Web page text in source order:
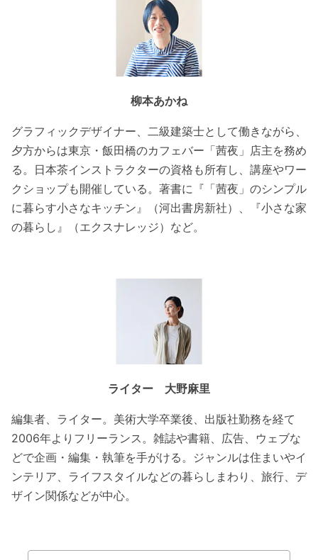
柳本あかね
グラフィックデザイナー、二級建築士として働きながら、
夕方からは東京・飯田橋のカフェバー「茜夜」店主を務め
る。日本茶インストラクターの資格も所有し、講座やワー
クショップも開催している。著書に『「茜夜」のシンプル
に暮らす小さなキッチン』（河出書房新社）、『小さな家
の暮らし』（エクスナレッジ）など。
ライター 大野麻里
編集者、ライター。美術大学卒業後、出版社勤務を経て
2006年よりフリーランス。雑誌や書籍、広告、ウェブな
どで企画・編集・執筆を手がける。ジャンルは住まいやイ
ンテリア、ライフスタイルなどの暮らしまわり、旅行、デ
ザイン関係などが中心。